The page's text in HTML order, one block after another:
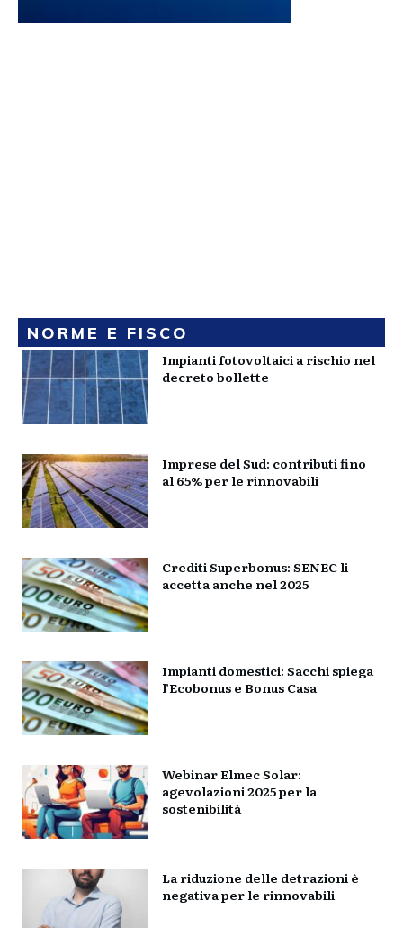
NORME E FISCO
Impianti fotovoltaici a rischio nel
decreto bollette
Imprese del Sud: contributi fino
al 65% per le rinnovabili
Crediti Superbonus: SENEC li
accetta anche nel 2025
Impianti domestici: Sacchi spiega
l’Ecobonus e Bonus Casa
Webinar Elmec Solar:
agevolazioni 2025 per la
sostenibilità
La riduzione delle detrazioni è
negativa per le rinnovabili